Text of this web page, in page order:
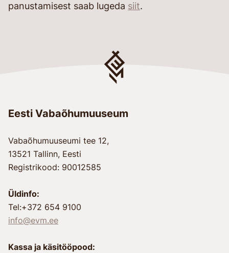
panustamisest saab lugeda siit.
Eesti Vabaõhumuuseum
Vabaõhumuuseumi tee 12,
13521 Tallinn, Eesti
Registrikood: 90012585
Üldinfo:
Tel:+372 654 9100
info@evm.ee
Kassa ja käsitööpood: